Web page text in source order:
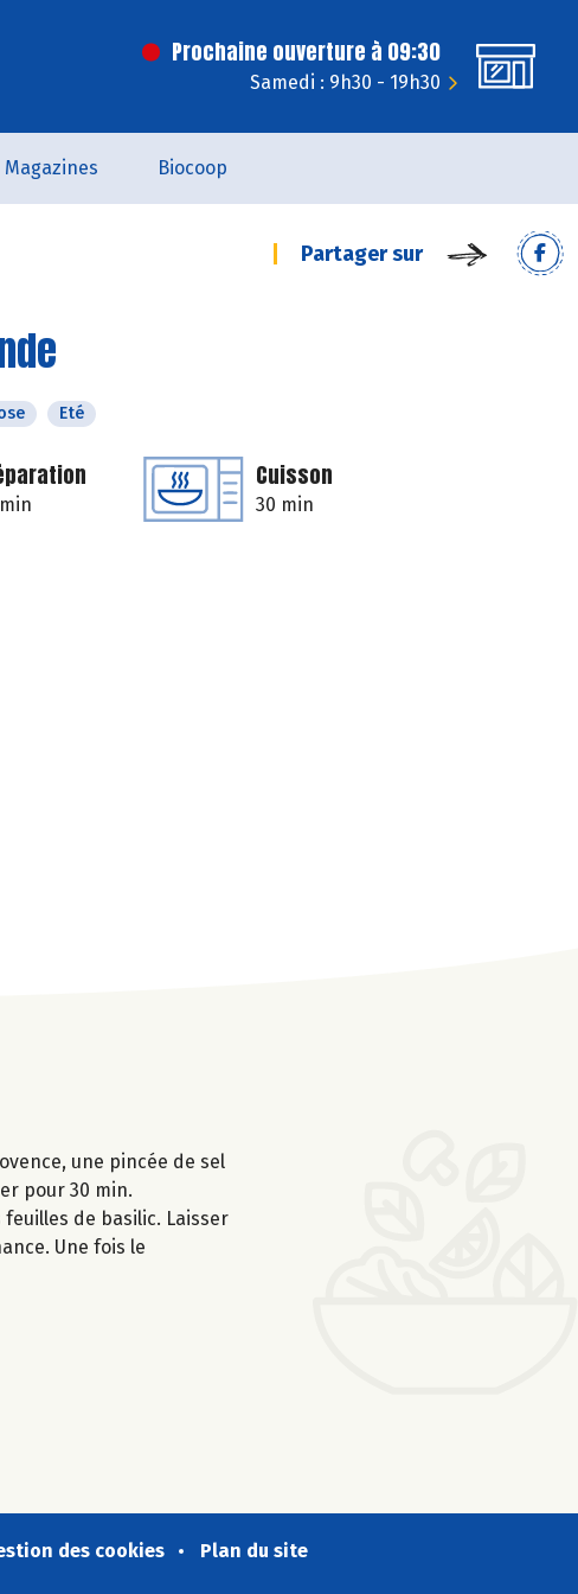
Prochaine ouverture à 09:30
Samedi : 9h30 - 19h30
Magazines Biocoop
Partager sur
Eté
Cuisson
30 min
une pincée de sel
pour 30 min.
de basilic. Laisser
Une fois le
des cookies Plan du site